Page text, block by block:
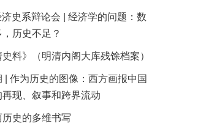
济史系辩论会 | 经济学的问题：数
历史不足？
史料》（明清内阁大库残馀档案）
| 作为历史的图像：西方画报中国
再现、叙事和跨界流动
历史的多维书写